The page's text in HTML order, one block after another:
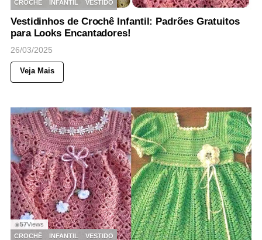
CROCHÊ
INFANTIL VESTIDO
Vestidinhos de Crochê Infantil: Padrões Gratuitos
para Looks Encantadores!
26/03/2025
Veja Mais
◉57Views
CROCHÊ
INFANTIL VESTIDO